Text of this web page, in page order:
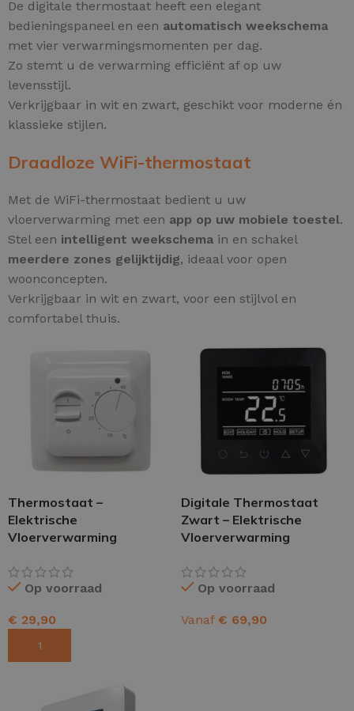
De digitale thermostaat heeft een elegant
bedieningspaneel en een automatisch weekschema
met vier verwarmingsmomenten per dag.
Zo stemt u de verwarming efficiënt af op uw
levensstijl.
Verkrijgbaar in wit en zwart, geschikt voor moderne én
klassieke stijlen.
Draadloze WiFi-thermostaat
Met de WiFi-thermostaat bedient u uw
vloerverwarming met een app op uw mobiele toestel.
Stel een intelligent weekschema in en schakel
meerdere zones gelijktijdig, ideaal voor open
woonconcepten.
Verkrijgbaar in wit en zwart, voor een stijlvol en
comfortabel thuis.
Thermostaat –
Elektrische
Vloerverwarming
Op voorraad
€ 29,90
Digitale Thermostaat
Zwart – Elektrische
Vloerverwarming
Op voorraad
Vanaf € 69,90